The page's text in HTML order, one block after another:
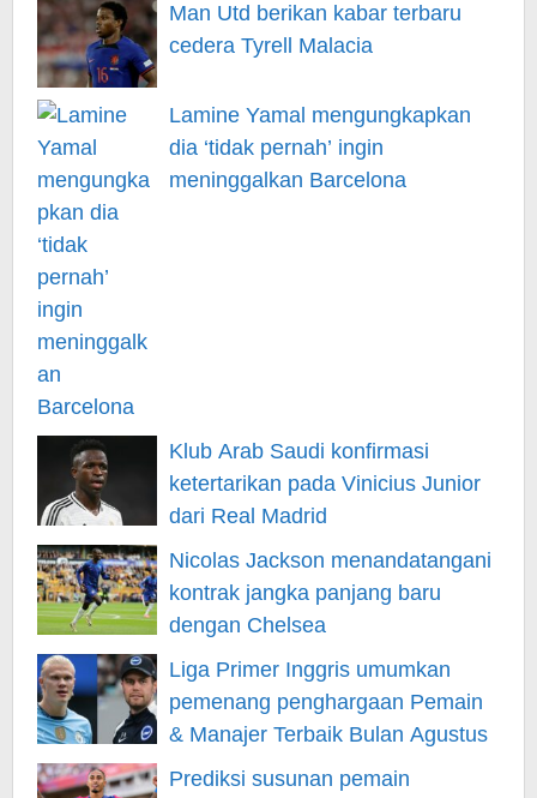
Man Utd berikan kabar terbaru
cedera Tyrell Malacia
Lamine Yamal mengungkapkan
dia ‘tidak pernah’ ingin
meninggalkan Barcelona
Klub Arab Saudi konfirmasi
ketertarikan pada Vinicius Junior
dari Real Madrid
Nicolas Jackson menandatangani
kontrak jangka panjang baru
dengan Chelsea
Liga Primer Inggris umumkan
pemenang penghargaan Pemain
& Manajer Terbaik Bulan Agustus
Prediksi susunan pemain